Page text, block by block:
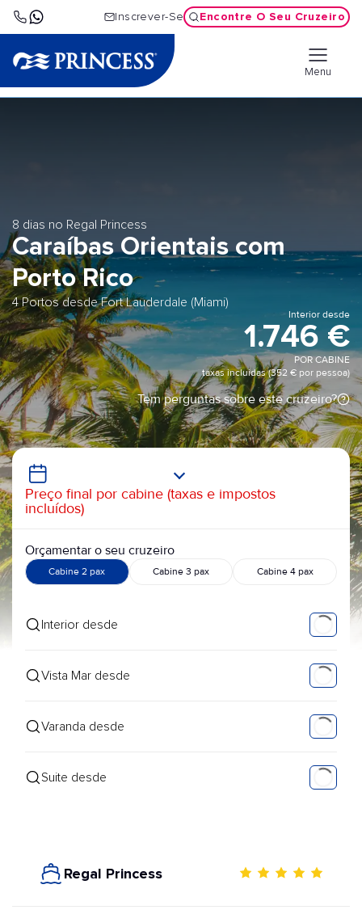
Inscrever-Se Encontre O Seu Cruzeiro
Menu
8 dias no Regal Princess
Caraíbas Orientais com
Porto Rico
4 Portos desde Fort Lauderdale (Miami)
Interior desde
1.746 €
POR CABINE
taxas incluidas (352 € por pessoa)
Tem perguntas sobre este cruzeiro?
Preço final por cabine (taxas e impostos
incluídos)
Orçamentar o seu cruzeiro
Cabine 2 pax Cabine 3 pax Cabine 4 pax
Interior desde
Vista Mar desde
Varanda desde
Suite desde
Regal Princess